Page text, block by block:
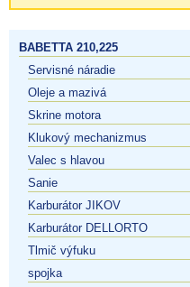
BABETTA 210,225
Servisné náradie
Oleje a mazivá
Skrine motora
Klukový mechanizmus
Valec s hlavou
Sanie
Karburátor JIKOV
Karburátor DELLORTO
Tlmič výfuku
spojka